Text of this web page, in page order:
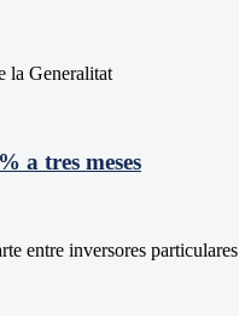
la Generalitat
a tres meses
entre inversores particulares